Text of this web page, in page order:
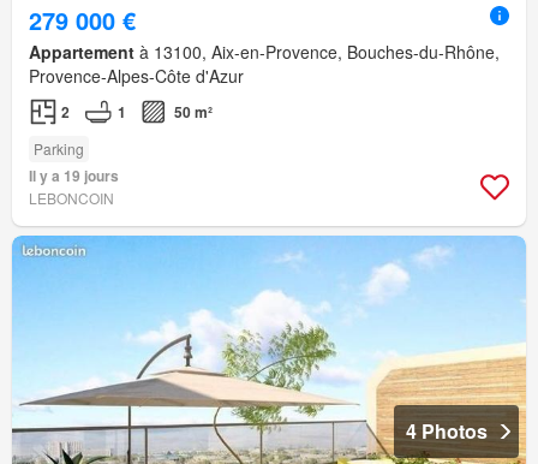
279 000 €
Appartement à 13100, Aix-en-Provence, Bouches-du-Rhône,
Provence-Alpes-Côte d'Azur
2 1 50 m²
Parking
Il y a 19 jours
LEBONCOIN
4 Photos